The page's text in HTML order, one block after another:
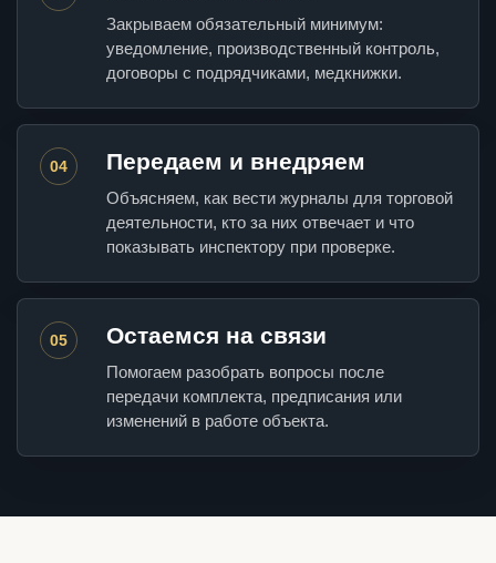
Закрываем обязательный минимум:
уведомление, производственный контроль,
договоры с подрядчиками, медкнижки.
04 Передаем и внедряем
Объясняем, как вести журналы для торговой
деятельности, кто за них отвечает и что
показывать инспектору при проверке.
05 Остаемся на связи
Помогаем разобрать вопросы после
передачи комплекта, предписания или
изменений в работе объекта.